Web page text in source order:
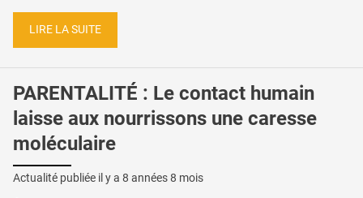
LIRE LA SUITE
PARENTALITÉ : Le contact humain
laisse aux nourrissons une caresse
moléculaire
Actualité publiée il y a 8 années 8 mois